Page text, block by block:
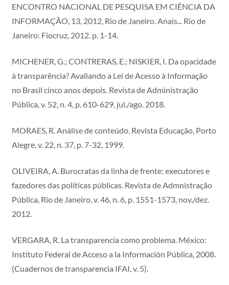
ENCONTRO NACIONAL DE PESQUISA EM CIÊNCIA DA
INFORMAÇÃO, 13, 2012, Rio de Janeiro. Anais... Rio de
Janeiro: Fiocruz, 2012. p. 1-14.
MICHENER, G.; CONTRERAS, E.; NISKIER, I. Da opacidade
à transparência? Avaliando a Lei de Acesso à Informação
no Brasil cinco anos depois. Revista de Administração
Pública, v. 52, n. 4, p. 610-629, jul./ago. 2018.
MORAES, R. Análise de conteúdo. Revista Educação, Porto
Alegre, v. 22, n. 37, p. 7-32, 1999.
OLIVEIRA, A. Burocratas da linha de frente: executores e
fazedores das políticas públicas. Revista de Admnistração
Pública, Rio de Janeiro, v. 46, n. 6, p. 1551-1573, nov./dez.
2012.
VERGARA, R. La transparencia como problema. México:
Instituto Federal de Acceso a la Información Pública, 2008.
(Cuadernos de transparencia IFAI, v. 5).